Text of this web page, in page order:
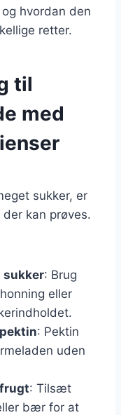
hvordan den
retter.
til
med
sukker, er
kan prøves.
sukker: Brug
eller
: Pektin
uden
: Tilsæt
bær for at